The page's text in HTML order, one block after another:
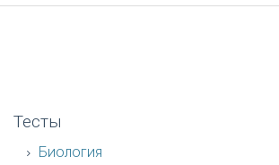
Тесты
Биология